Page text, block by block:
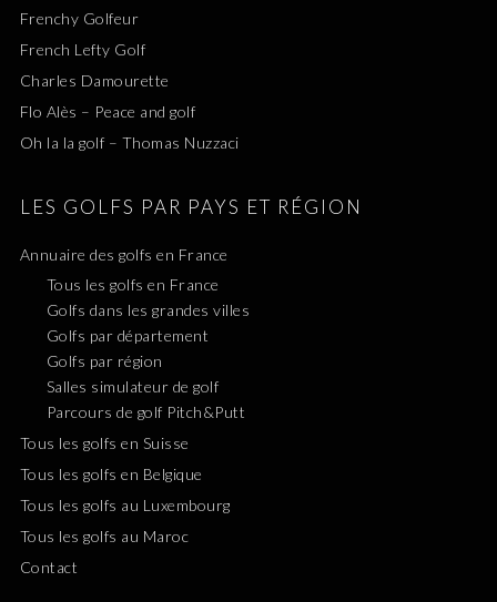
Frenchy Golfeur
French Lefty Golf
Charles Damourette
Flo Alès – Peace and golf
Oh la la golf – Thomas Nuzzaci
LES GOLFS PAR PAYS ET RÉGION
Annuaire des golfs en France
Tous les golfs en France
Golfs dans les grandes villes
Golfs par département
Golfs par région
Salles simulateur de golf
Parcours de golf Pitch&Putt
Tous les golfs en Suisse
Tous les golfs en Belgique
Tous les golfs au Luxembourg
Tous les golfs au Maroc
Contact